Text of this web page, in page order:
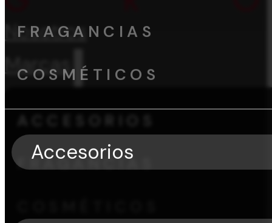
Nosotros
Marcas
ACCESORIOS
FRAGANCIAS
FRAGANCIAS
COSMÉTICOS
Accesorios